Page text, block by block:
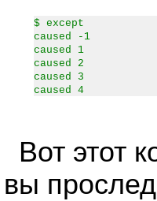
$ except
caused -1
caused 1
caused 2
caused 3
caused 4
Вот этот
вы